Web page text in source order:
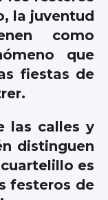
la juventud
como
que
fiestas de
las calles y
distinguen
es
festeros de